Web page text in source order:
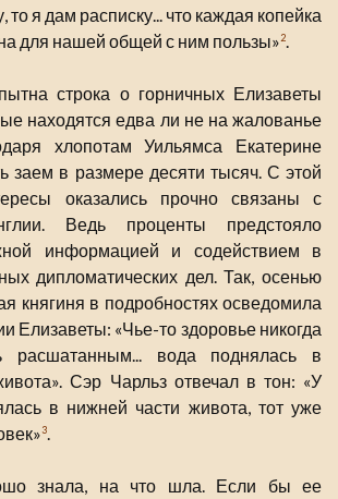
то я дам расписку... что каждая копейка
для нашей общей с ним пользы»2
строка о горничных Елизаветы
находятся едва ли не на жалованье
хлопотам Уильямса Екатерине
заем в размере десяти тысяч. С этой
оказались прочно связаны с
Ведь проценты предстояло
информацией и содействием в
дипломатических дел. Так, осенью
княгиня в подробностях осведомила
Елизаветы: «Чье-то здоровье никогда
расшатанным... вода поднялась в
Сэр Чарльз отвечал в тон: «У
в нижней части живота, тот уже
3
знала, на что шла. Если бы ее